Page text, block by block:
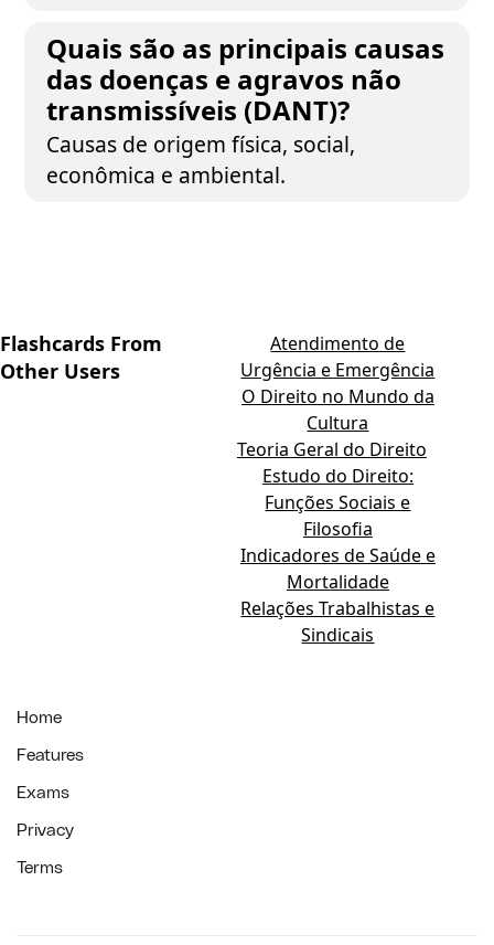
Quais são as principais causas
das doenças e agravos não
transmissíveis (DANT)?
Causas de origem física, social,
econômica e ambiental.
Flashcards From
Other Users
Atendimento de
Urgência e Emergência
O Direito no Mundo da
Cultura
Teoria Geral do Direito
Estudo do Direito:
Funções Sociais e
Filosofia
Indicadores de Saúde e
Mortalidade
Relações Trabalhistas e
Sindicais
Home
Features
Exams
Privacy
Terms